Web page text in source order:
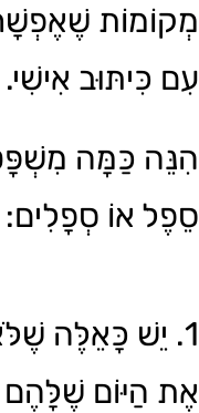
מְקוֹמוֹת
עִם כִּיתּוּב אִישִׁי.
הִנֵּה כַּמָּה
סֵפֶל אוֹ סְפָלִים:
1. יֵשׁ כָּאֵלֶּה
אֶת הַיּוֹם